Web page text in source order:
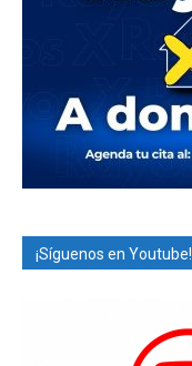
¡Síguenos en Youtube!